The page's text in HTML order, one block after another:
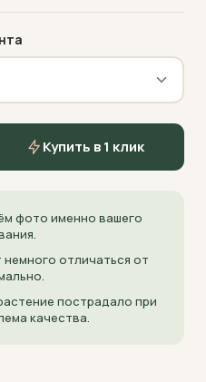
Купить в 1 клик
фото именно вашего
отличаться от
пострадало при
качества.